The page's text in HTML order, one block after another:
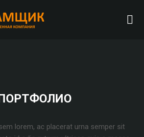
lorem, ac placerat urna semper sit